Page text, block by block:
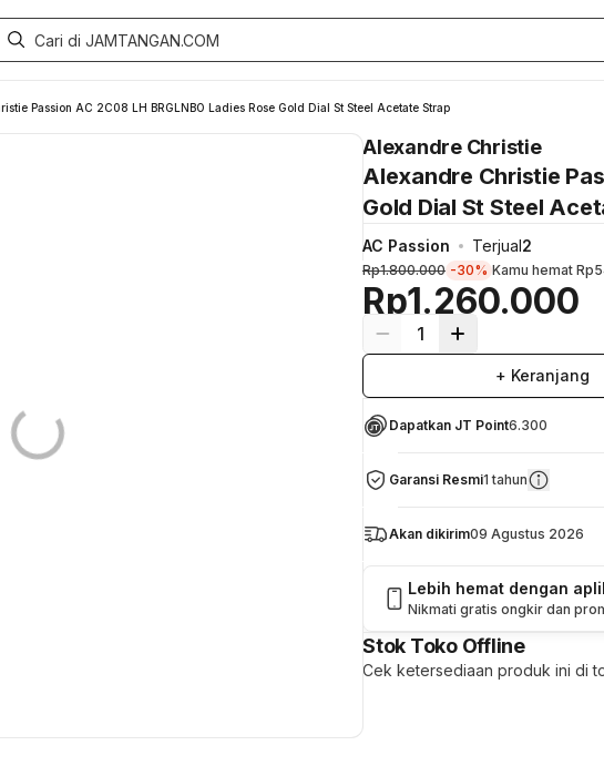
Passion AC 2C08 LH BRGLNBO Ladies Rose Gold Dial St Steel Acetate Strap
Alexandre Christie
Alexandre Christie
Gold Dial St Steel
AC Passion Terjual2
Rp1.260.000
Rp1.800.000 -30% Kamu hemat
1
+ Keranjang
Dapatkan JT Point6.300
Garansi Resmi1 tahun
Akan dikirim09 Agustus 2026
Lebih hemat dengan
Nikmati gratis ongkir dan
Stok Toko Offline
Cek ketersediaan produk ini di